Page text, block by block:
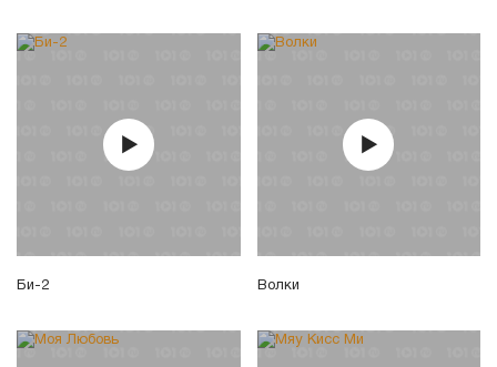
Би-2 Волки